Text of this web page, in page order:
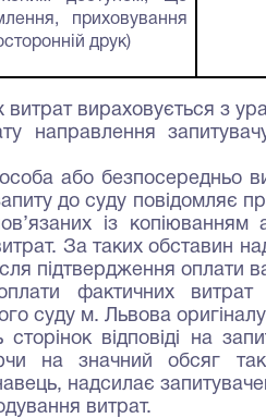
приховування
друк)
вираховується з
направлення
або безпосередньо
до суду повідомляє
із копіюванням
За таких обставин
підтвердження оплати
фактичних
суду м. Львова
сторінок відповіді на
на значний обсяг
надсилає
витрат.